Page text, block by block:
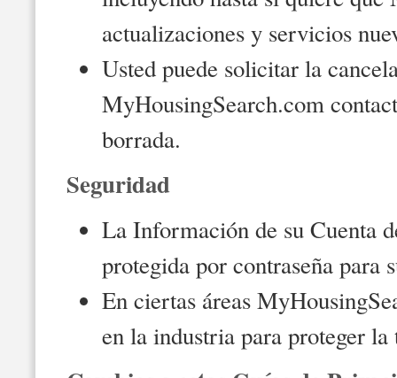
actualizaciones y servicios
Usted puede solicitar la
MyHousingSearch.com
borrada.
Seguridad
La Información de su Cuenta
protegida por contraseña para
En ciertas áreas
en la industria para proteger